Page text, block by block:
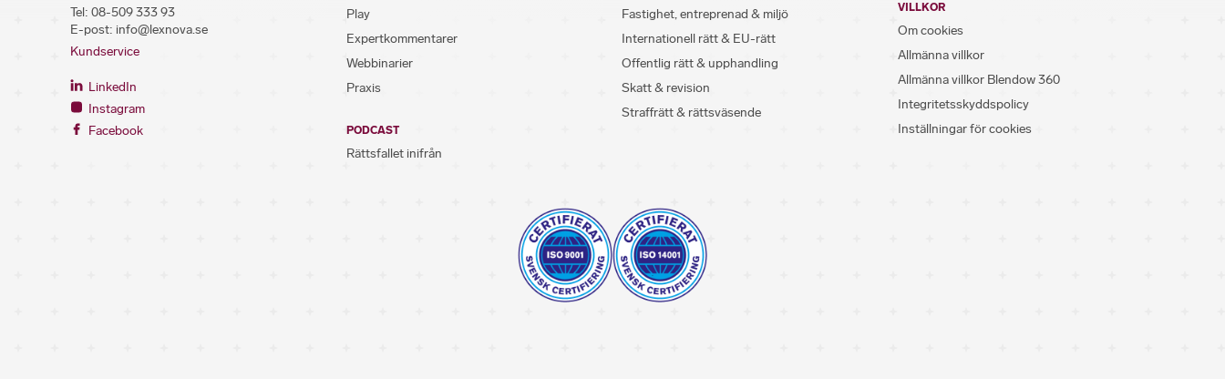
Tel: 08-509 333 93
E-post: info@lexnova.se
Kundservice
LinkedIn
Instagram
Facebook
Play
Expertkommentarer
Webbinarier
Praxis
PODCAST
Rättsfallet inifrån
Fastighet, entreprenad & miljö
Internationell rätt & EU-rätt
Offentlig rätt & upphandling
Skatt & revision
Straffrätt & rättsväsende
VILLKOR
Om cookies
Allmänna villkor
Allmänna villkor Blendow 360
Integritetsskyddspolicy
Inställningar för cookies